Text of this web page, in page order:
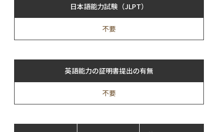
日本語能力試験（JLPT）
不要
英語能力の証明書提出の有無
不要